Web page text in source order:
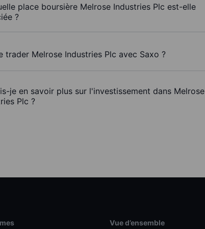
place boursière Melrose Industries Plc est-elle
?
trader Melrose Industries Plc avec Saxo ?
je en savoir plus sur l'investissement dans Melrose
Plc ?
Vue d’ensemble